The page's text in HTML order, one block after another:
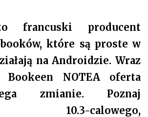
francuski producent
które są proste w
na Androidzie. Wraz
NOTEA oferta
zmianie. Poznaj
10.3-calowego,